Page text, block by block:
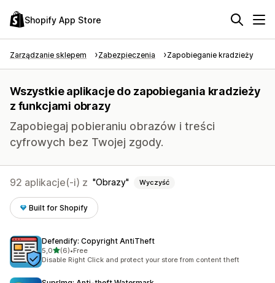
Shopify App Store
Zarządzanie sklepem Zabezpieczenia Zapobieganie kradzieży
Wszystkie aplikacje do zapobiegania kradzieży
z funkcjami obrazy
Zapobiegaj pobieraniu obrazów i treści
cyfrowych bez Twojej zgody.
92 aplikacje(-i) z Obrazy Wyczyść
Built for Shopify
Defendify: Copyright AntiTheft
5,0na 5 gwiazdek
(6)
Łączna liczba recenzji: 6
•Free
Disable Right Click and protect your store from content theft